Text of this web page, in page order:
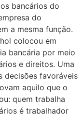
bancários do
do
a mesma função.
colocou em
bancária por meio
e direitos. Uma
decisões favoráveis
aquilo que o
quem trabalha
é trabalhador